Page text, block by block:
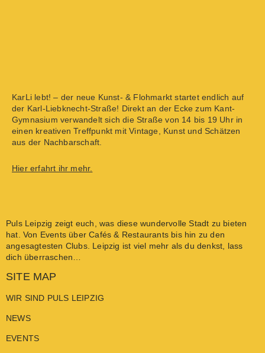
KarLi lebt! – der neue Kunst- & Flohmarkt startet endlich auf
der Karl-Liebknecht-Straße! Direkt an der Ecke zum Kant-
Gymnasium verwandelt sich die Straße von 14 bis 19 Uhr in
einen kreativen Treffpunkt mit Vintage, Kunst und Schätzen
aus der Nachbarschaft.
Hier erfahrt ihr mehr.
Puls Leipzig zeigt euch, was diese wundervolle Stadt zu bieten
hat. Von Events überCafés & Restaurants bis hin zu den
angesagtesten Clubs. Leipzig ist viel mehr als du denkst, lass
dich überraschen…
SITE MAP
WIR SIND PULS LEIPZIG
NEWS
EVENTS